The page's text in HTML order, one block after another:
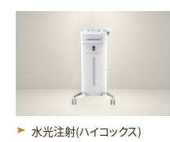
水光注射(ハイコックス)